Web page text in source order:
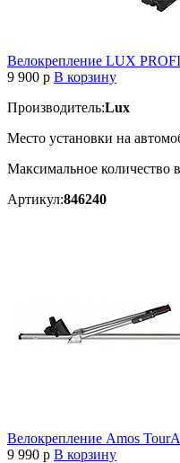
Велокрепление LUX
9 900 p В корзину
Производитель:Lux
Место установки на
Максимальное количество
Артикул:846240
Велокрепление Amos
9 990 p В корзину